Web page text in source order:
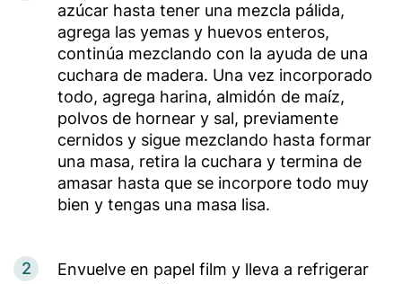
azúcar hasta tener una mezcla pálida,
agrega las yemas y huevos enteros,
continúa mezclando con la ayuda de una
cuchara de madera. Una vez incorporado
todo, agrega harina, almidón de maíz,
polvos de hornear y sal, previamente
cernidos y sigue mezclando hasta formar
una masa, retira la cuchara y termina de
amasar hasta que se incorpore todo muy
bien y tengas una masa lisa.
2
Envuelve en papel film y lleva a refrigerar